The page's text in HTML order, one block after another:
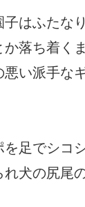
はふたな
落ち着く
い派手な
足でシコ
犬の尻尾